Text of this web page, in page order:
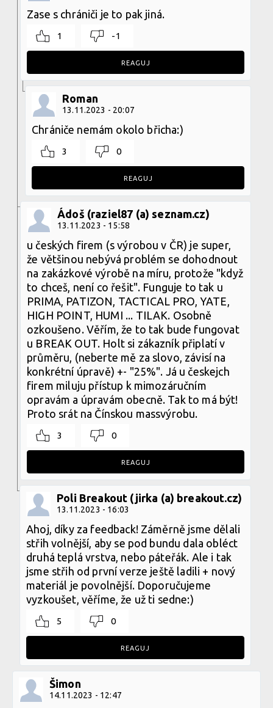
Zase s chrániči je to pak jiná.
1 -1
REAGUJ
Roman
13.11.2023 - 20:07
Chrániče nemám okolo břicha:)
3 0
REAGUJ
Ádoš (raziel87 (a) seznam.cz)
13.11.2023 - 15:58
u českých firem (s výrobou v ČR) je super,
že většinou nebývá problém se dohodnout
na zakázkové výrobě na míru, protože "když
to chceš, není co řešit". Funguje to tak u
PRIMA, PATIZON, TACTICAL PRO, YATE,
HIGH POINT, HUMI ... TILAK. Osobně
ozkoušeno. Věřím, že to tak bude fungovat
u BREAK OUT. Holt si zákazník připlatí v
průměru, (neberte mě za slovo, závisí na
konkrétní úpravě) +- "25%". Já u českejch
firem miluju přístup k mimozáručním
opravám a úpravám obecně. Tak to má být!
Proto srát na Čínskou massvýrobu.
3 0
REAGUJ
Poli Breakout (jirka (a) breakout.cz)
13.11.2023 - 16:03
Ahoj, díky za feedback! Záměrně jsme dělali
střih volnější, aby se pod bundu dala obléct
druhá teplá vrstva, nebo páteřák. Ale i tak
jsme střih od první verze ještě ladili + nový
materiál je povolnější. Doporučujeme
vyzkoušet, věříme, že už ti sedne:)
5 0
REAGUJ
Šimon
14.11.2023 - 12:47